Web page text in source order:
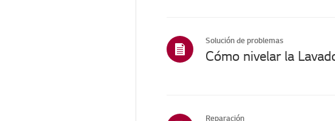
Solución de problemas
Cómo nivelar la
Reparación